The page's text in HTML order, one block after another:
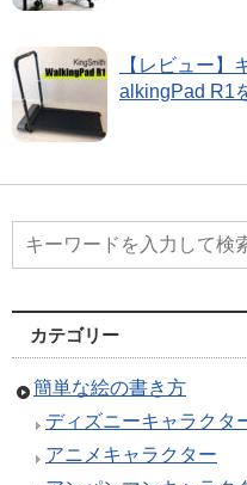
【レビュー】
alkingPad R1
カテゴリー
簡単な絵の書き方
ディズニーキャラクタ
アニメキャラクター